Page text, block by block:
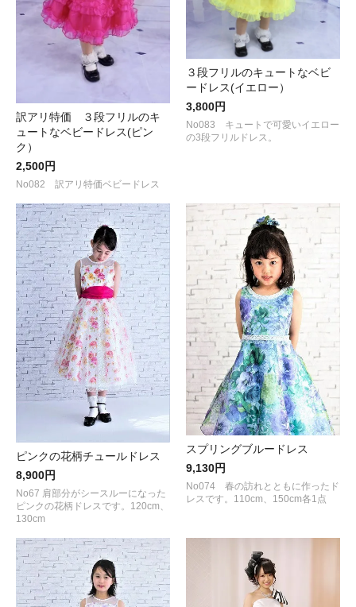
訳アリ特価 ３段フリルのキ
ュートなベビードレス(ピン
ク）
2,500円
No082 訳アリ特価ベビードレス
３段フリルのキュートなベビ
ードレス(イエロー）
3,800円
No083 キュートで可愛いイエロー
の3段フリルドレス。
ピンクの花柄チュールドレス
8,900円
No67 肩部分がシースルーになった
ピンクの花柄ドレスです。120cm、
130cm
スプリングブルードレス
9,130円
No074 春の訪れとともに作ったド
レスです。110cm、150cm各1点